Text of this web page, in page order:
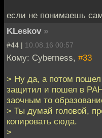
если не понимаешь
KLeskov »
#44 | 10.08.16 00:57
Кому: Cyberness, #33
> Ну да, а потом пошел
защитил и пошел в
заочным то
> Ты думай головой,
копировать сюда.
>